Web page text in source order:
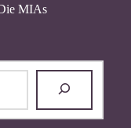
MIAs